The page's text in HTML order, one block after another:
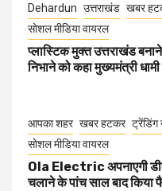
Dehardun उत्तराखंड खबर
सोशल मीडिया वायरल
प्लास्टिक मुक्त उत्तराखंड
निभाने को कहा मुख्यमंत्री
आपका शहर खबर हटकर
सोशल मीडिया वायरल
Ola Electric अपनाएगी
चलाने के पांच साल बाद किया